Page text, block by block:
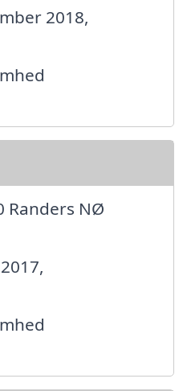
2018,
Randers NØ